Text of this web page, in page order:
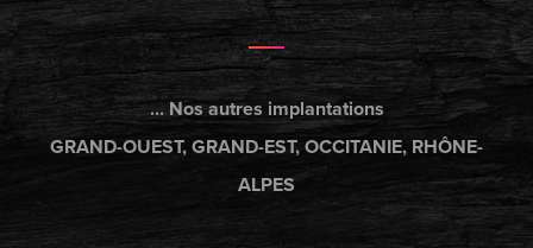
... Nos autres implantations
GRAND-OUEST, GRAND-EST, OCCITANIE, RHÔNE-
ALPES